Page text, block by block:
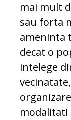
mai mult
sau forta
ameninta
decat o
intelege
modalitati